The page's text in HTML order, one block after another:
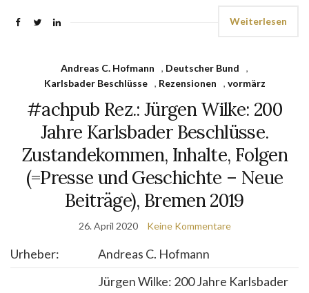
Weiterlesen
Andreas C. Hofmann , Deutscher Bund
,
Karlsbader Beschlüsse
, Rezensionen , vormärz
#achpub Rez.: Jürgen Wilke: 200
Jahre Karlsbader Beschlüsse.
Zustandekommen, Inhalte, Folgen
(=Presse und Geschichte – Neue
Beiträge), Bremen 2019
26. April 2020 Keine Kommentare
Urheber: Andreas C. Hofmann
Jürgen Wilke: 200 Jahre Karlsbader